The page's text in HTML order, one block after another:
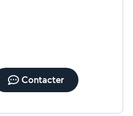
Je peux
et la biologie,
et l'anglais. Revoir
d'avance de votre
Contacter